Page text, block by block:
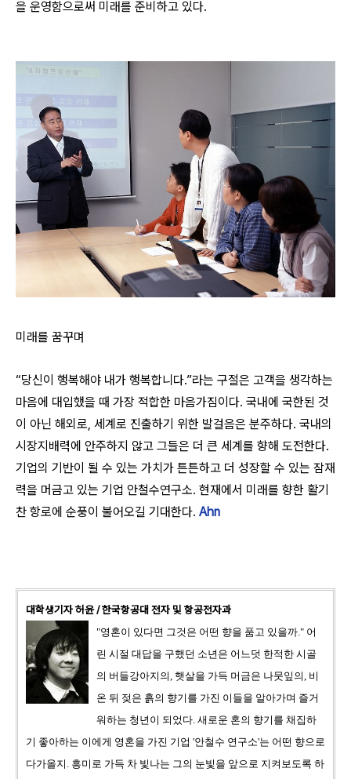
을 운영함으로써 미래를 준비하고 있다.
미래를 꿈꾸며
“당신이 행복해야 내가 행복합니다.”라는 구절은 고객을 생각하는
마음에 대입했을 때 가장 적합한 마음가짐이다. 국내에 국한된 것
이 아닌 해외로, 세계로 진출하기 위한 발걸음은 분주하다. 국내의
시장지배력에 안주하지 않고 그들은 더 큰 세계를 향해 도전한다.
기업의 기반이 될 수 있는 가치가 튼튼하고 더 성장할 수 있는 잠재
력을 머금고 있는 기업 안철수연구소. 현재에서 미래를 향한 활기
찬 항로에 순풍이 불어오길 기대한다. Ahn
대학생기자 허윤 / 한국항공대 전자 및 항공전자과
"영혼이 있다면 그것은 어떤 향을 품고 있을까." 어
린 시절 대답을 구했던 소년은 어느덧 한적한 시골
의 버들강아지의, 햇살을 가득 머금은 나뭇잎의, 비
온 뒤 젖은 흙의 향기를 가진 이들을 알아가며 즐거
워하는 청년이 되었다. 새로운 혼의 향기를 채집하
기 좋아하는 이에게 영혼을 가진 기업 '안철수 연구소'는 어떤 향으로
다가올지. 흥미로 가득 차 빛나는 그의 눈빛을 앞으로 지켜보도록 하